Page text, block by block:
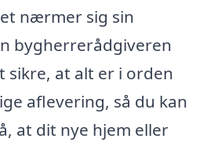
nærmer sig sin
bygherrerådgiveren
sikre, at alt er i orden
aflevering, så du kan
at dit nye hjem eller